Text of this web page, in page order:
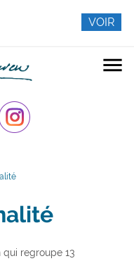
menu
qui regroupe 13
VOIR